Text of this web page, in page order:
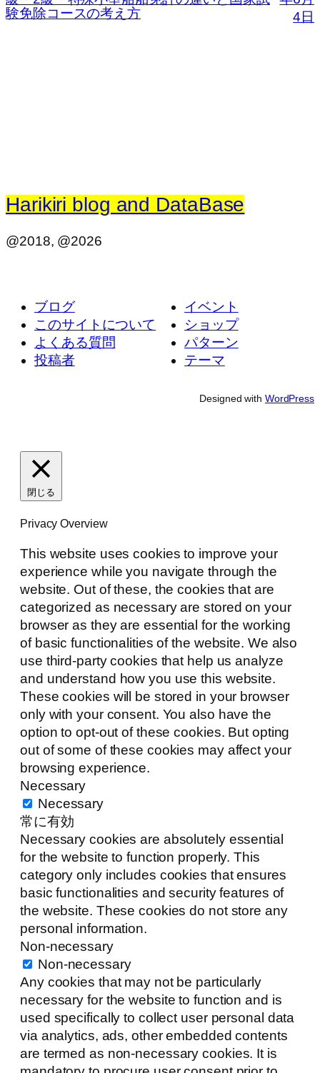
験免除コースの考え方
4日
Harikiri blog and DataBase
@2018, @2026
ブログ
このサイトについて
よくある質問
投稿者
イベント
ショップ
パターン
テーマ
Designed with WordPress
閉じる
Privacy Overview
This website uses cookies to improve your
experience while you navigate through the
website. Out of these, the cookies that are
categorized as necessary are stored on your
browser as they are essential for the working
of basic functionalities of the website. We also
use third-party cookies that help us analyze
and understand how you use this website.
These cookies will be stored in your browser
only with your consent. You also have the
option to opt-out of these cookies. But opting
out of some of these cookies may affect your
browsing experience.
Necessary
Necessary
常に有効
Necessary cookies are absolutely essential
for the website to function properly. This
category only includes cookies that ensures
basic functionalities and security features of
the website. These cookies do not store any
personal information.
Non-necessary
Non-necessary
Any cookies that may not be particularly
necessary for the website to function and is
used specifically to collect user personal data
via analytics, ads, other embedded contents
are termed as non-necessary cookies. It is